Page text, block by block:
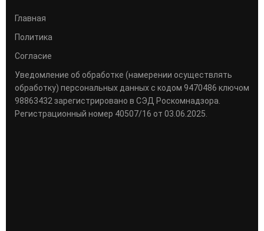
Главная
Политика
Согласие
Уведомление об обработке (намерении осуществлять
обработку) персональных данных с кодом 9470486 ключом
98863432 зарегистрировано в СЭД Роскомнадзора.
Регистрационный номер 40507/16 от 03.06.2025.